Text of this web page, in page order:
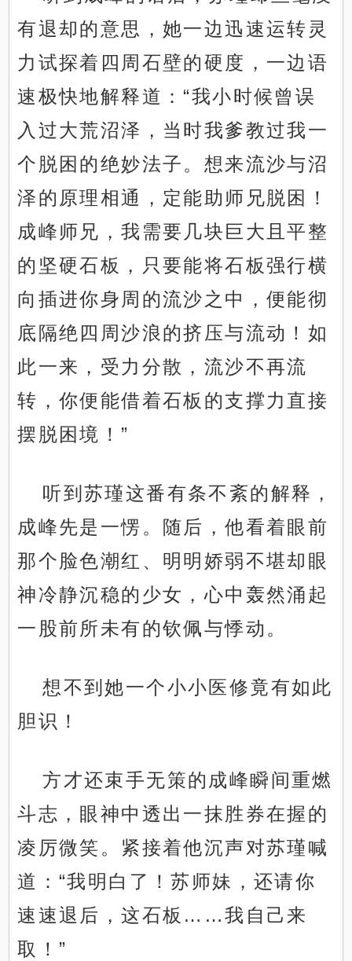
有退却的意思，她一边迅速运转灵
力试探着四周石壁的硬度，一边语
速极快地解释道：“我小时候曾误
入过大荒沼泽，当时我爹教过我一
个脱困的绝妙法子。想来流沙与沼
泽的原理相通，定能助师兄脱困！
成峰师兄，我需要几块巨大且平整
的坚硬石板，只要能将石板强行横
向插进你身周的流沙之中，便能彻
底隔绝四周沙浪的挤压与流动！如
此一来，受力分散，流沙不再流
转，你便能借着石板的支撑力直接
摆脱困境！”
听到苏瑾这番有条不紊的解释，
成峰先是一愣。随后，他看着眼前
那个脸色潮红、明明娇弱不堪却眼
神冷静沉稳的少女，心中轰然涌起
一股前所未有的钦佩与悸动。
想不到她一个小小医修竟有如此
胆识！
方才还束手无策的成峰瞬间重燃
斗志，眼神中透出一抹胜券在握的
凌厉微笑。紧接着他沉声对苏瑾喊
道：“我明白了！苏师妹，还请你
速速退后，这石板……我自己来
取！”